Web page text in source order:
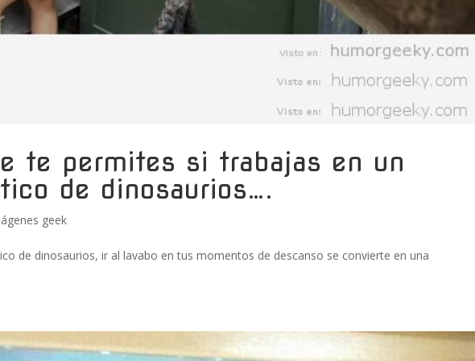
te permites si trabajas en un
de dinosaurios….
geek
de dinosaurios, ir al lavabo en tus momentos de descanso se convierte en una